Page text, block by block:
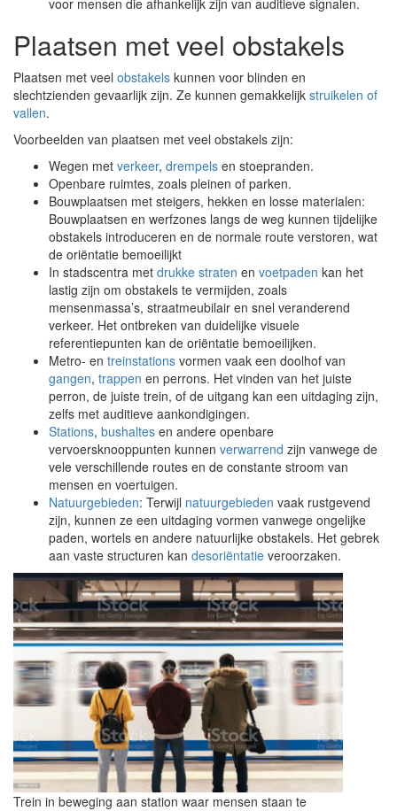
voor mensen die afhankelijk zijn van auditieve signalen.
Plaatsen met veel obstakels
Plaatsen met veel obstakels kunnen voor blinden en
slechtzienden gevaarlijk zijn. Ze kunnen gemakkelijk struikelen of
vallen.
Voorbeelden van plaatsen met veel obstakels zijn:
Wegen met verkeer, drempels en stoepranden.
Openbare ruimtes, zoals pleinen of parken.
Bouwplaatsen met steigers, hekken en losse materialen:
Bouwplaatsen en werfzones langs de weg kunnen tijdelijke
obstakels introduceren en de normale route verstoren, wat
de oriëntatie bemoeilijkt
In stadscentra met drukke straten en voetpaden kan het
lastig zijn om obstakels te vermijden, zoals
mensenmassa’s, straatmeubilair en snel veranderend
verkeer. Het ontbreken van duidelijke visuele
referentiepunten kan de oriëntatie bemoeilijken.
Metro- en treinstations vormen vaak een doolhof van
gangen, trappen en perrons. Het vinden van het juiste
perron, de juiste trein, of de uitgang kan een uitdaging zijn,
zelfs met auditieve aankondigingen.
Stations, bushaltes en andere openbare
vervoersknooppunten kunnen verwarrend zijn vanwege de
vele verschillende routes en de constante stroom van
mensen en voertuigen.
Natuurgebieden: Terwijl natuurgebieden vaak rustgevend
zijn, kunnen ze een uitdaging vormen vanwege ongelijke
paden, wortels en andere natuurlijke obstakels. Het gebrek
aan vaste structuren kan desoriëntatie veroorzaken.
Trein in beweging aan station waar mensen staan te